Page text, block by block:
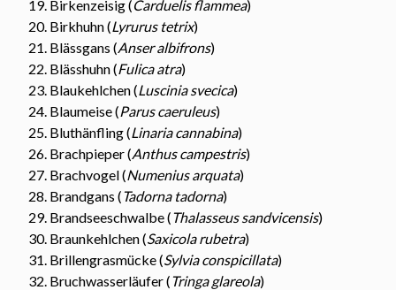
Birkenzeisig (Carduelis flammea)
Birkhuhn (Lyrurus tetrix)
Blässgans (Anser albifrons)
Blässhuhn (Fulica atra)
Blaukehlchen (Luscinia svecica)
Blaumeise (Parus caeruleus)
Bluthänfling (Linaria cannabina)
Brachpieper (Anthus campestris)
Brachvogel (Numenius arquata)
Brandgans (Tadorna tadorna)
Brandseeschwalbe (Thalasseus sandvicensis)
Braunkehlchen (Saxicola rubetra)
Brillengrasmücke (Sylvia conspicillata)
Bruchwasserläufer (Tringa glareola)